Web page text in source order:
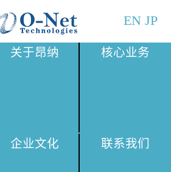
EN JP
关于昂纳 核心业务
企业文化 联系我们